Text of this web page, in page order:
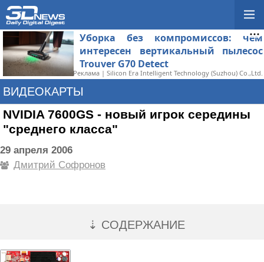
Уборка без компромиссов: чем
интересен вертикальный пылесос
Trouver G70 Detect
Реклама | Silicon Era Intelligent Technology (Suzhou) Co.,Ltd.
ВИДЕОКАРТЫ
NVIDIA 7600GS - новый игрок середины
"среднего класса"
29 апреля 2006
Дмитрий Софронов
⇣ СОДЕРЖАНИЕ